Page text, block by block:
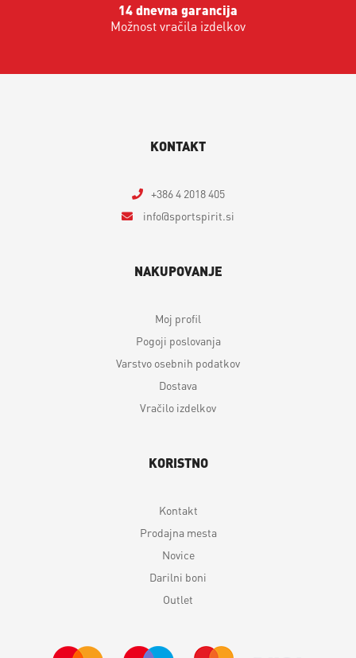
14 dnevna garancija
Možnost vračila izdelkov
KONTAKT
+386 4 2018 405
info
sportspirit.si
NAKUPOVANJE
Moj profil
Pogoji poslovanja
Varstvo osebnih podatkov
Dostava
Vračilo izdelkov
KORISTNO
Kontakt
Prodajna mesta
Novice
Darilni boni
Outlet